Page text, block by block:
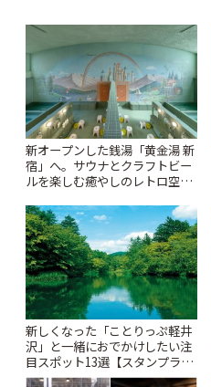
新オープンした銭湯「黄金湯 新
宿」へ。サウナとクラフトビー
ルを楽しむ癒やしのレトロ空間
新しくなった「ことりっぷ軽井
沢」と一緒におでかけしたい注
目スポット13選【スタンプラリ
ー開催中】 | ことりっぷ